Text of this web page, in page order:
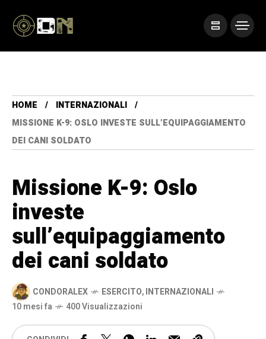
HOME
INTERNAZIONALI
MISSIONE K-9: OSLO INVESTE SULL’EQUIPAGGIAMENTO
DEI CANI SOLDATO
Missione K-9: Oslo
investe
sull’equipaggiamento
dei cani soldato
CONDORALEX ESERCITO,INTERNAZIONALI
10 mesi fa
400 Visualizzazioni